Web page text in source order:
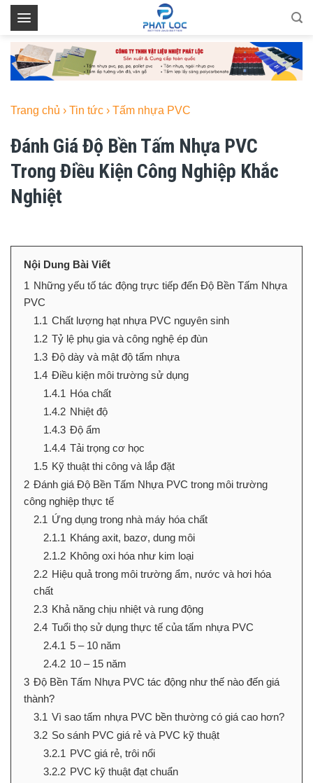
Skip
Trang chủ › Tin tức › Tấm nhựa PVC
Đánh Giá Độ Bền Tấm Nhựa PVC
Trong Điều Kiện Công Nghiệp Khắc
Nghiệt
Nội Dung Bài Viết
1 Những yếu tố tác động trực tiếp đến Độ Bền Tấm Nhựa
PVC
1.1 Chất lượng hạt nhựa PVC nguyên sinh
1.2 Tỷ lệ phụ gia và công nghệ ép đùn
1.3 Độ dày và mật độ tấm nhựa
1.4 Điều kiện môi trường sử dụng
1.4.1 Hóa chất
1.4.2 Nhiệt độ
1.4.3 Độ ẩm
1.4.4 Tải trọng cơ học
1.5 Kỹ thuật thi công và lắp đặt
2 Đánh giá Độ Bền Tấm Nhựa PVC trong môi trường
công nghiệp thực tế
2.1 Ứng dụng trong nhà máy hóa chất
2.1.1 Kháng axit, bazơ, dung môi
2.1.2 Không oxi hóa như kim loại
2.2 Hiệu quả trong môi trường ẩm, nước và hơi hóa
chất
2.3 Khả năng chịu nhiệt và rung động
2.4 Tuổi thọ sử dụng thực tế của tấm nhựa PVC
2.4.1 5 – 10 năm
2.4.2 10 – 15 năm
3 Độ Bền Tấm Nhựa PVC tác động như thế nào đến giá
thành?
3.1 Vì sao tấm nhựa PVC bền thường có giá cao hơn?
3.2 So sánh PVC giá rẻ và PVC kỹ thuật
3.2.1 PVC giá rẻ, trôi nổi
3.2.2 PVC kỹ thuật đạt chuẩn